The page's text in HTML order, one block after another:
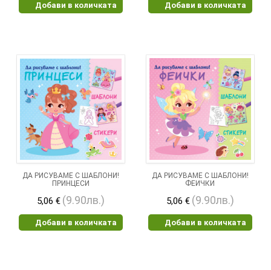
Добави в количката Добави в количката
ДА РИСУВАМЕ С ШАБЛОНИ!
ПРИНЦЕСИ
5,06 € (9.90лв.)
Добави в количката
ДА РИСУВАМЕ С ШАБЛОНИ!
ФЕИЧКИ
5,06 € (9.90лв.)
Добави в количката